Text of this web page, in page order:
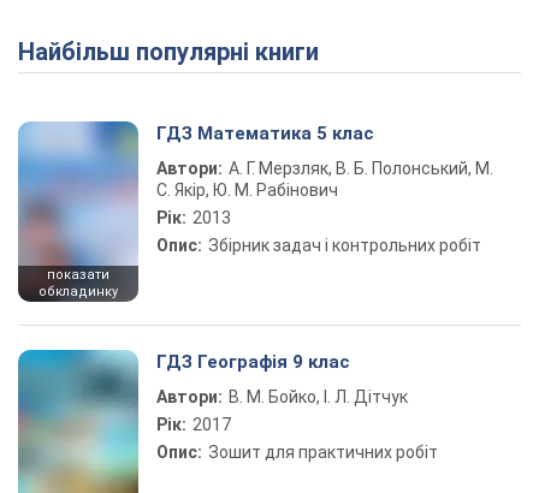
Найбільш популярні книги
показати
обкладинку
ГДЗ Математика 5 клас
Автори: А. Г. Мерзляк, В. Б. Полонський, М.
С. Якір, Ю. М. Рабінович
Рік: 2013
Опис: Збірник задач і контрольних робіт
ГДЗ Географія 9 клас
Автори: В. М. Бойко, І. Л. Дітчук
Рік: 2017
Опис: Зошит для практичних робіт